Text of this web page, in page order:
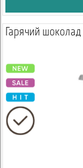
Гарячий шоколад